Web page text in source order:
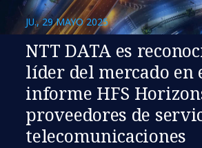
JU., 29 MAYO 2025
NTT DATA es
líder del mercado en
informe HFS
proveedores de
telecomunicaciones